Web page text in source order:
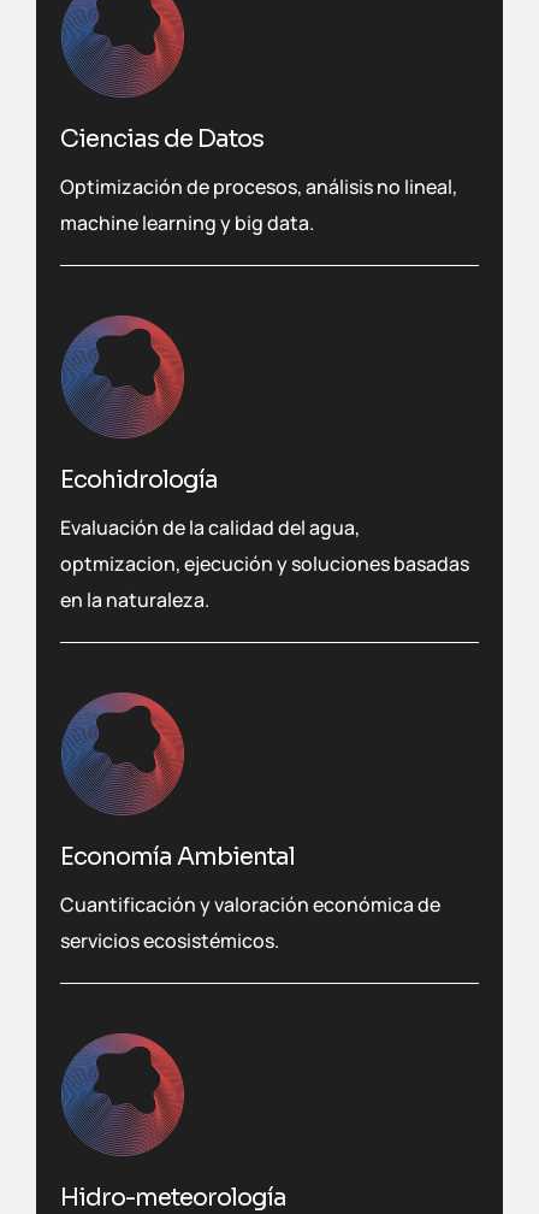
Ciencias de Datos
Optimización de procesos, análisis no lineal,
machine learning y big data.
Ecohidrología
Evaluación de la calidad del agua,
optmizacion, ejecución y soluciones basadas
en la naturaleza.
Economía Ambiental
Cuantificación y valoración económica de
servicios ecosistémicos.
Hidro-meteorología